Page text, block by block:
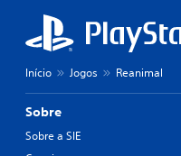
Início Jogos Reanimal
Sobre
Sobre a SIE